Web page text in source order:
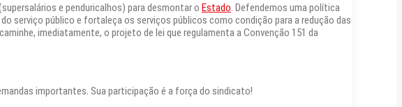
e penduricalhos) para desmontar o Estado. Defendemos uma política
serviço público e fortaleça os serviços públicos como condição para a redução das
imediatamente, o projeto de lei que regulamenta a Convenção 151 da
importantes. Sua participação é a força do sindicato!